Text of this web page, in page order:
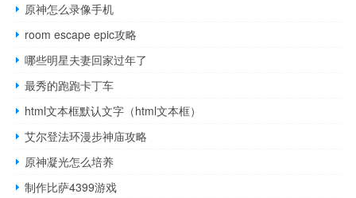
原神怎么录像手机
room escape epic攻略
哪些明星夫妻回家过年了
最秀的跑跑卡丁车
html文本框默认文字（html文本框）
艾尔登法环漫步神庙攻略
原神凝光怎么培养
制作比萨4399游戏